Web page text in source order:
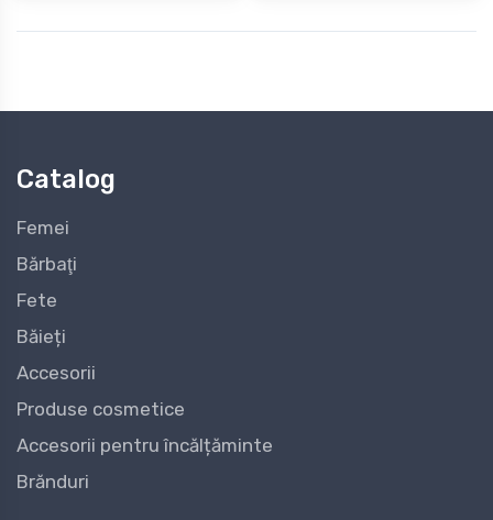
Catalog
Femei
Bărbaţi
Fete
Băieți
Accesorii
Produse cosmetice
Accesorii pentru încălțăminte
Brănduri